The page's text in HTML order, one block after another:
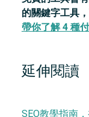
的關鍵字工具
帶你了解 4 種
延伸閱讀
SEO教學指南